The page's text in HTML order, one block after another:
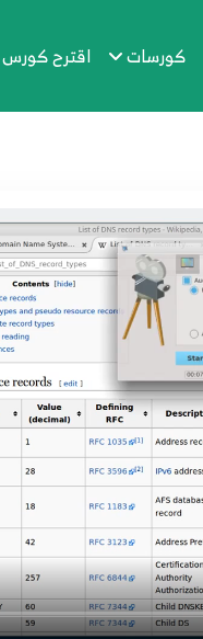
كورسات اقترح كورس